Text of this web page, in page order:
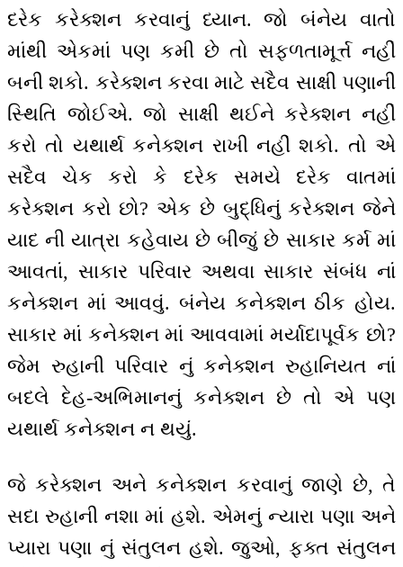
દરેક કરેક્શન કરવાનું ધ્યાન. જો બંનેય વાતો
માંથી એકમાં પણ કમી છે તો સફળતામૂર્ત્ત નહીં
બની શકો. કરેક્શન કરવા માટે સદૈવ સાક્ષી પણાની
સ્થિતિ જોઈએ. જો સાક્ષી થઈને કરેક્શન નહીં
કરો તો યથાર્થ કનેક્શન રાખી નહીં શકો. તો એ
સદૈવ ચેક કરો કે દરેક સમયે દરેક વાતમાં
કરેક્શન કરો છો? એક છે બુદ્ધિનું કરેક્શન જેને
યાદ ની યાત્રા કહેવાય છે બીજું છે સાકાર કર્મ માં
આવતાં, સાકાર પરિવાર અથવા સાકાર સંબંધ નાં
કનેક્શન માં આવવું. બંનેય કનેક્શન ઠીક હોય.
સાકાર માં કનેક્શન માં આવવામાં મર્યાદાપૂર્વક છો?
જેમ રુહાની પરિવાર નું કનેક્શન રુહાનિયત નાં
બદલે દેહ-અભિમાનનું કનેક્શન છે તો એ પણ
યથાર્થ કનેક્શન ન થયું.
જે કરેક્શન અને કનેક્શન કરવાનું જાણે છે, તે
સદા રુહાની નશા માં હશે. એમનું ન્યારા પણા અને
પ્યારા પણા નું સંતુલન હશે. જુઓ, ફક્ત સંતુલન